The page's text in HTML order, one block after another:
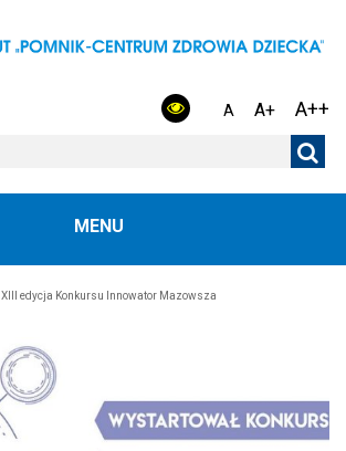
A A+ A++
MENU
XIII edycja Konkursu Innowator Mazowsza